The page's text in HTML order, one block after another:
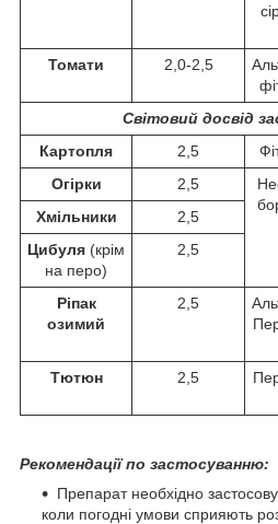
Томати 2,0-2,5
Світовий досвід
Картопля
2,5
Огірки
2,5
Хмільники
2,5
Цибуля (крім
на перо)
2,5
Ріпак
озимий
2,5
Тютюн 2,5
Рекомендації по застосуванню:
Препарат необхідно
коли погодні умови сприяють